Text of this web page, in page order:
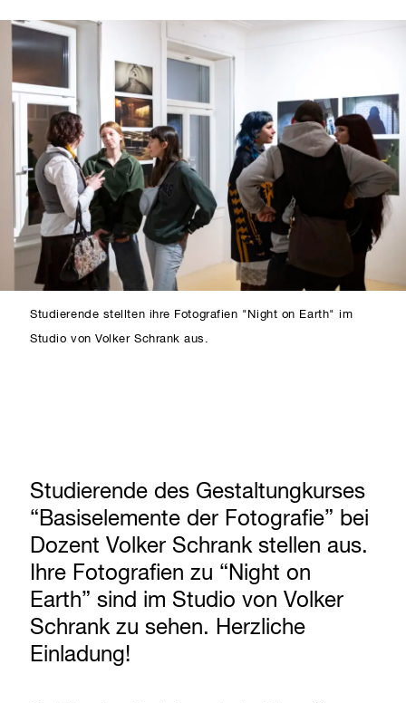
Studierende stellten ihre Fotografien "Night on Earth" im
Studio von Volker Schrank aus.
Studierende des Gestaltungkurses
“Basiselemente der Fotografie” bei
Dozent Volker Schrank stellen aus.
Ihre Fotografien zu “Night on
Earth” sind im Studio von Volker
Schrank zu sehen. Herzliche
Einladung!